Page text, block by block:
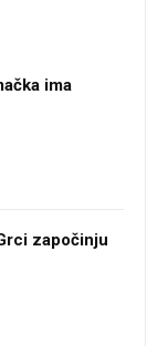
ima
započinju